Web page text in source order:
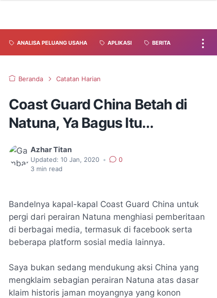
ANALISA PELUANG USAHA APLIKASI BERITA
Beranda Catatan Harian
Coast Guard China Betah di
Natuna, Ya Bagus Itu...
Azhar Titan
Updated: 10 Jan, 2020 •
0
3 min read
Bandelnya kapal-kapal Coast Guard China untuk
pergi dari perairan Natuna menghiasi pemberitaan
di berbagai media, termasuk di facebook serta
beberapa platform sosial media lainnya.
Saya bukan sedang mendukung aksi China yang
mengklaim sebagian perairan Natuna atas dasar
klaim historis jaman moyangnya yang konon